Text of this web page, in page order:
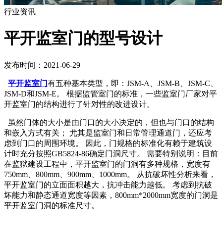
行业资讯
平开监室门的型号设计
发布时间：2021-06-29
平开监室门有五种基本类型，即：JSM-A、JSM-B、JSM-C、
JSM-D和JSM-E。 根据监管室门的标准，一些监室门厂家对平
开监室门的结构进行了针对性的改进设计。
虽然门体的大小是由门口的大小决定的，但也与门口的结构
和嵌入方式有关； 尤其是监室门和日常管理通道门，还应考
虑到门口的周围环境。 因此，门规格的标准化有赖于建筑设
计时充分按照GB5824-86确定门洞尺寸。 需要特别说明：目前
在监狱建设工程中，平开监室门的门洞有多种规格，宽度有
750mm、800mm、900mm、1000mm。 从抗破坏性分析来看，
平开监室门的立面面积越大，抗冲击能力越低。 考虑到抗破
坏能力和静态通道宽度等因素，800mm*2000mm宽度的门洞是
平开监室门洞的标准尺寸。